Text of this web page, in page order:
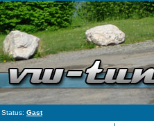
Status: Gast